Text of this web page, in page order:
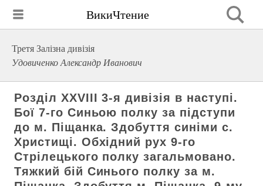
ВикиЧтение
Третя Залізна дивізія
Удовиченко Александр Иванович
Розділ XXVIІІ 3-я дивізія в наступі.
Бої 7-го Синьою полку за підступи
до м. Піщанка. Здобуття синіми с.
Христищі. Обхідний рух 9-го
Стрілецького полку загальмовано.
Тяжкий бій Синього полку за м.